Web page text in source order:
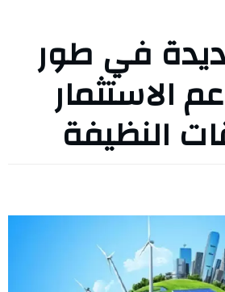
في طور
الاستثمار
النظيفة